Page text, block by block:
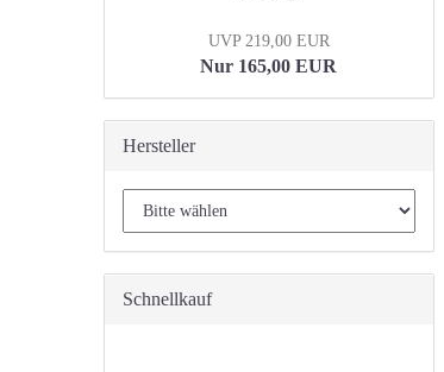
UVP 219,00 EUR
Nur 165,00 EUR
Hersteller
Schnellkauf